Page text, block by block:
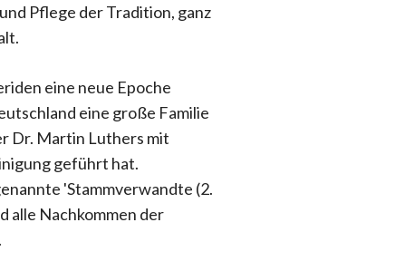
Pflege der Tradition, ganz
eine neue Epoche
eine große Familie
Dr. Martin Luthers mit
geführt hat.
'Stammverwandte (2.
alle Nachkommen der